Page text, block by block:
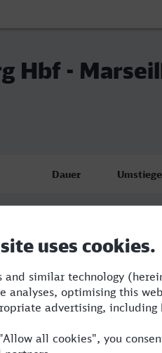
Hbf -
Dauer Umstiege